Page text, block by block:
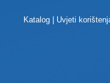
Katalog Uvjeti